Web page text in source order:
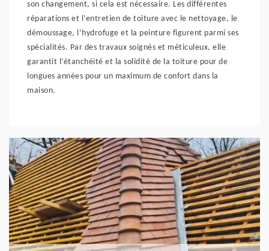
son changement, si cela est nécessaire. Les différentes
réparations et l’entretien de toiture avec le nettoyage, le
démoussage, l’hydrofuge et la peinture figurent parmi ses
spécialités. Par des travaux soignés et méticuleux, elle
garantit l’étanchéité et la solidité de la toiture pour de
longues années pour un maximum de confort dans la
maison.